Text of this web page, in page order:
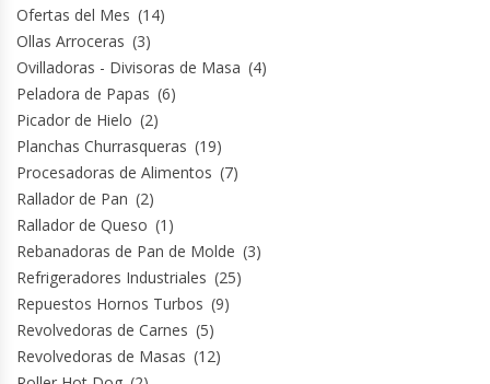
Planchas Churrasqueras
Procesadoras De Alimentos
Puntos De Venta
Rallador De Pan
Ralladoras De Queso
Rebanadoras De Pan De Molde
Refrigeradores Industriales
Ofertas del Mes (14)
Ollas Arroceras (3)
Ovilladoras - Divisoras de Masa (4)
Peladora de Papas (6)
Picador de Hielo (2)
Planchas Churrasqueras (19)
Procesadoras de Alimentos (7)
Rallador de Pan (2)
Rallador de Queso (1)
Rebanadoras de Pan de Molde (3)
Refrigeradores Industriales (25)
Repuestos Hornos Turbos (9)
Revolvedoras de Carnes (5)
Revolvedoras de Masas (12)